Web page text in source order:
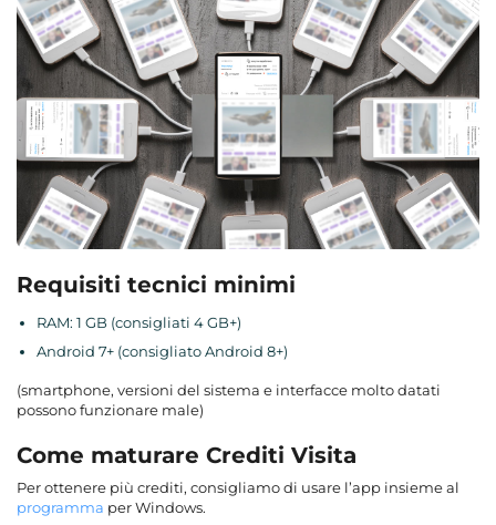
Requisiti tecnici minimi
RAM: 1 GB (consigliati 4 GB+)
Android 7+ (consigliato Android 8+)
(smartphone, versioni del sistema e interfacce molto datati
possono funzionare male)
Come maturare Crediti Visita
Per ottenere più crediti, consigliamo di usare l’app insieme al
programma per Windows.